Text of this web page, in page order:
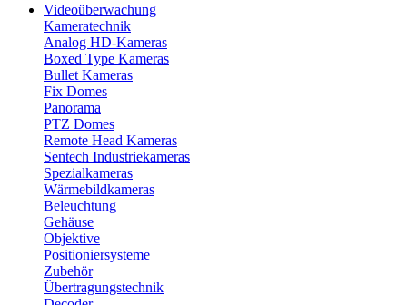
Videoüberwachung
Kameratechnik
Analog HD-Kameras
Boxed Type Kameras
Bullet Kameras
Fix Domes
Panorama
PTZ Domes
Remote Head Kameras
Sentech Industriekameras
Spezialkameras
Wärmebildkameras
Beleuchtung
Gehäuse
Objektive
Positioniersysteme
Zubehör
Übertragungstechnik